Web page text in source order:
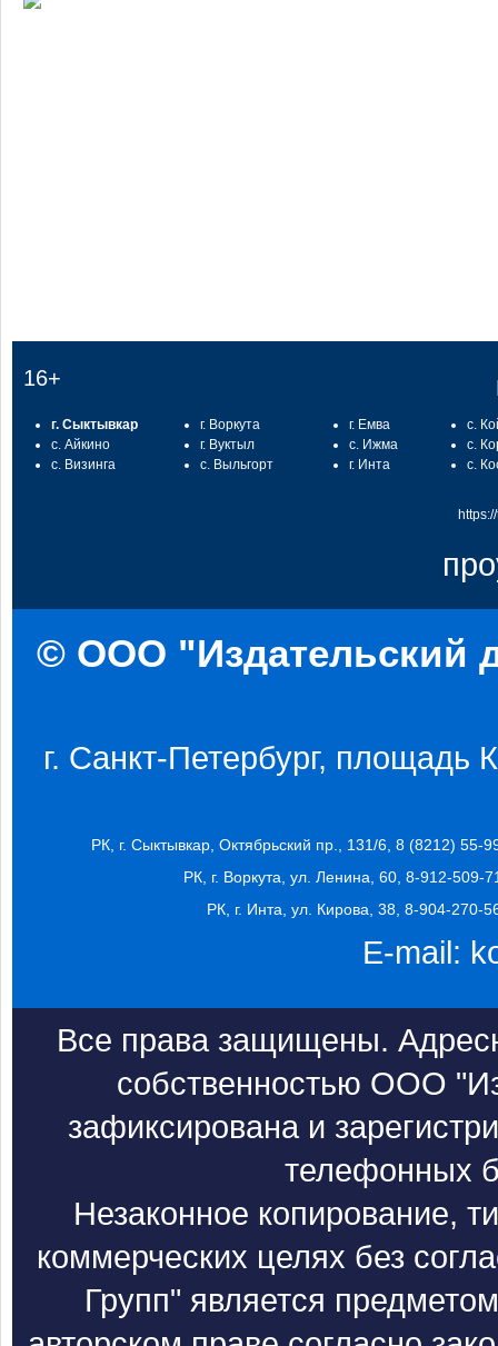
16+
г. Сыктывкар
с. Айкино
с. Визинга
г. Воркута
г. Вуктыл
с. Выльгорт
г. Емва
с. Ижма
г. Инта
с.
с.
с.
© ООО "Издательский
г. Санкт-Петербург, площадь
РК, г. Сыктывкар, Октябрьский пр., 131/6, 8 (8212) 55-
РК, г. Воркута, ул. Ленина, 60, 8-912-509-
РК, г. Инта, ул. Кирова, 38, 8-904-270-
E-mail:
Все права защищены.
собственностью ООО
зафиксирована и
телефонных
Незаконное копирование,
коммерческих целях без
Групп" является